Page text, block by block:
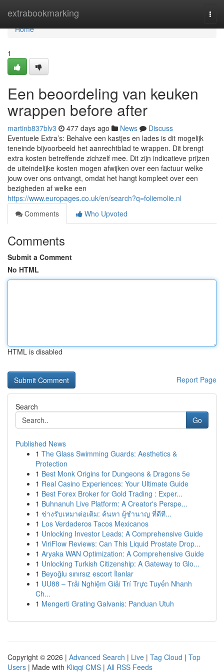
extrabookmarking
Home
Home
1
Een beoordeling van keuken
wrappen before after
martinb837blv3 477 days ago News
Discuss
Eventuele Extra’s: Behalve een kastjes en lades is dit mogelijk
teneinde bijvoorbeeld het aanrechtblad te wrappen. Dit brengt
extra kosten betreffende zichzelf mee. Dit zijn indicatieve prijzen
de uiteindelijke kosten mogen afwijken over een factuur welke
jouw over ons ontvangt, omdat het hangt kompleet over een
bezigheden af welke een
https://www.europages.co.uk/en/search?q=foliemolie.nl
Comments
Who Upvoted
Comments
Submit a Comment
No HTML
HTML is disabled
Report Page
Search
Go
Published News
1 The Glass Swimming Guards: Aesthetics &
Protection
1 Best Monk Origins for Dungeons & Dragons 5e
1 Real Casino Experiences: Your Ultimate Guide
1 Best Forex Broker for Gold Trading : Exper...
1 Buhnanuh Live Platform: A Creator's Perspe...
1 ช่างรับเหมาต่อเติม: ค้นหา ผู้ชำนาญ ที่ดีที...
1 Los Verdaderos Tacos Mexicanos
1 Unlocking Investor Leads: A Comprehensive Guide
1 ViriFlow Reviews: Can This Liquid Prostate Drop...
1 Aryaka WAN Optimization: A Comprehensive Guide
1 Unlocking Turkish Citizenship: A Gateway to Glo...
1 Beyoğlu sınırsız escort İlanlar
1 UU88 – Trải Nghiệm Giải Trí Trực Tuyến Nhanh
Ch...
1 Mengerti Grating Galvanis: Panduan Utuh
Copyright © 2026 | Advanced Search | Live | Tag Cloud | Top
Users | Made with Kliqqi CMS | All RSS Feeds